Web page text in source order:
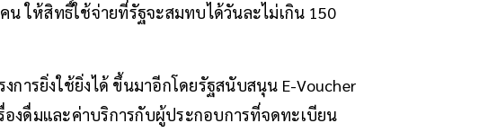
ให้สิทธิ์ใช้จ่ายที่รัฐจะสมทบได้วันละไม่เกิน 150
การยิ่งใช้ยิ่งได้ ขึ้นมาอีกโดยรัฐสนับสนุน E-Voucher
งดื่มและค่าบริการกับผู้ประกอบการที่จดทะเบียน